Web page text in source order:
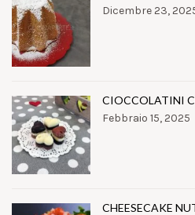
Dicembre 23,
CIOCCOLATINI
Febbraio 15, 2025
CHEESECAKE